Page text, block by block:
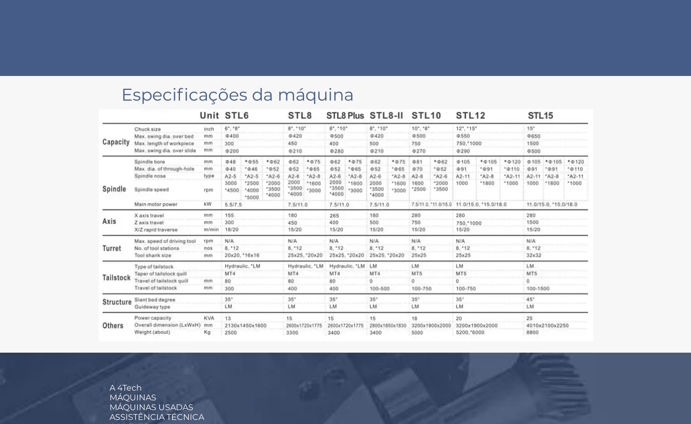
Especificações da máquina
A 4Tech
MÁQUINAS
MÁQUINAS USADAS
ASSISTÊNCIA TÉCNICA